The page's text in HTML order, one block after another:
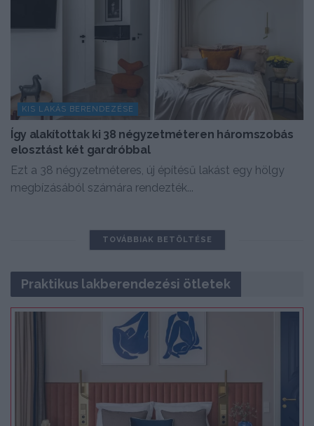
KIS LAKÁS BERENDEZÉSE
Így alakítottak ki 38 négyzetméteren háromszobás
elosztást két gardróbbal
Ezt a 38 négyzetméteres, új építésű lakást egy hölgy
megbízásából számára rendezték...
TOVÁBBIAK BETÖLTÉSE
Praktikus lakberendezési ötletek